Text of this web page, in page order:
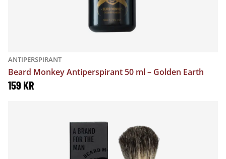
ANTIPERSPIRANT
Beard Monkey Antiperspirant 50 ml – Golden Earth
159 KR